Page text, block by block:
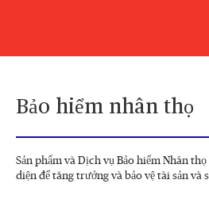
Bảo hiểm nhân thọ
Sản phẩm và Dịch vụ Bảo hiểm Nhân
diện để tăng trưởng và bảo vệ tài sản và